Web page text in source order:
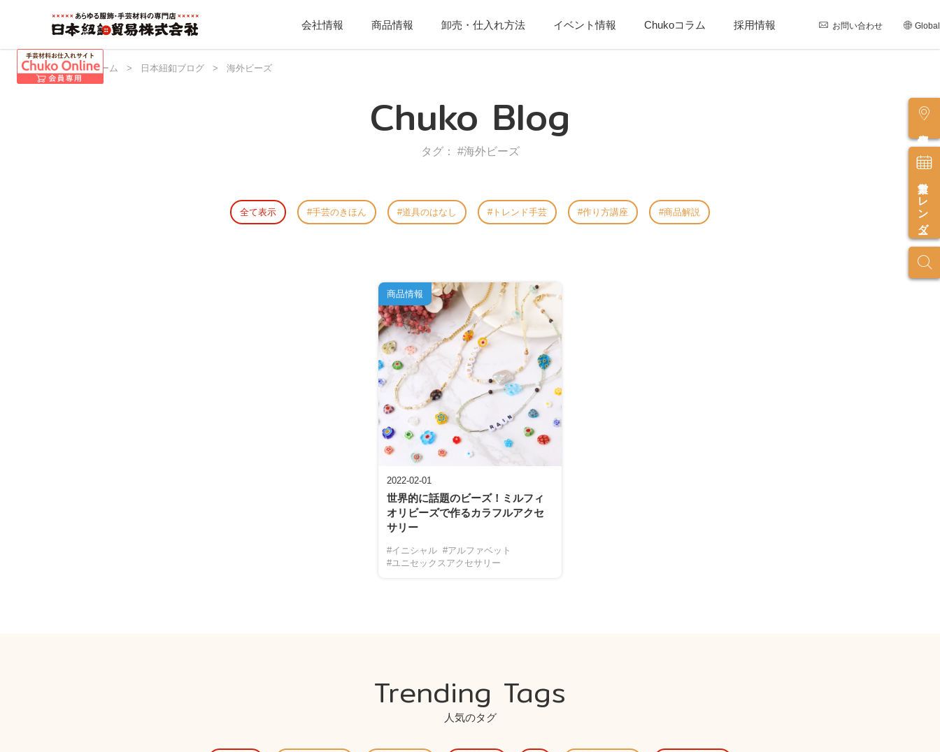
会社情報 商品情報 卸売・仕入れ方法 イベント情報 Chukoコラム 採用情報 お問い合わせ Global
営業カレンダー
日本紐釦 ホーム > 日本紐釦ブログ > 海外ビーズ
Chuko Blog
タグ： #海外ビーズ
全て表示 手芸のきほん 道具のはなし トレンド手芸 作り方講座 商品解説
2022-02-01
世界的に話題のビーズ！ミルフィ
オリビーズで作るカラフルアクセ
サリー
#イニシャル #アルファベット
#ユニセックスアクセサリー
商品情報
Trending Tags
人気のタグ